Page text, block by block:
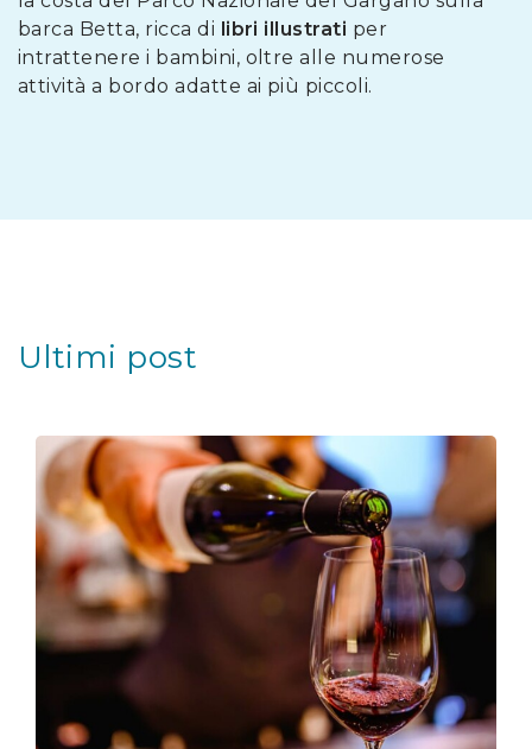
barca Betta, ricca di libri illustrati per
intrattenere i bambini, oltre alle numerose
attività a bordo adatte ai più piccoli.
Ultimi post